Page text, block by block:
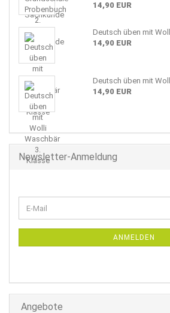
14,90 EUR
Deutsch üben mit
14,90 EUR
Deutsch üben mit
14,90 EUR
Newsletter-Anmeldung
ZUR
E-
Mail
ANMELDEN
Angebote